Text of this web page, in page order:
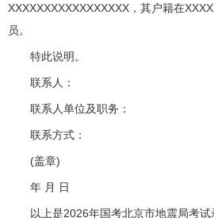
XXXXXXXXXXXXXXXXX，其户籍在
员。
特此说明。
联系人：
联系人单位及职务：
联系方式：
(盖章)
年 月 日
以上是2026年国考北京市地震局考试